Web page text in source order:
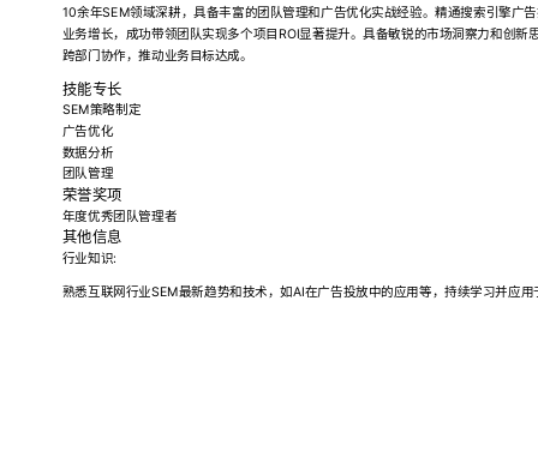
10余年SEM领域深耕，具备丰富的团队管理和广告优化实战经验。精通搜索引擎广
业务增长，成功带领团队实现多个项目ROI显著提升。具备敏锐的市场洞察力和创新
跨部门协作，推动业务目标达成。
技能专长
SEM策略制定
广告优化
数据分析
团队管理
荣誉奖项
年度优秀团队管理者
其他信息
行业知识:
熟悉互联网行业SEM最新趋势和技术，如AI在广告投放中的应用等，持续学习并应